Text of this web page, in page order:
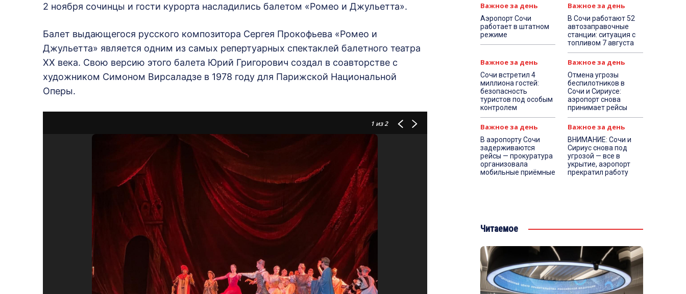
2 ноября сочинцы и гости курорта насладились балетом «Ромео и Джульетта».
Балет выдающегося русского композитора Сергея Прокофьева «Ромео и
Джульетта» является одним из самых репертуарных спектаклей балетного театра
ХХ века. Свою версию этого балета Юрий Григорович создал в соавторстве с
художником Симоном Вирсаладзе в 1978 году для Парижской Национальной
Оперы.
1из 2
Важное за день
Аэропорт Сочи
работает в штатном
режиме
Важное за день
В Сочи работают 52
автозаправочные
станции: ситуация с
топливом 7 августа
Важное за день
Сочи встретил 4
миллиона гостей:
безопасность
туристов под особым
контролем
Важное за день
Отмена угрозы
беспилотников в
Сочи и Сириусе:
аэропорт снова
принимает рейсы
Важное за день
В аэропорту Сочи
задерживаются
рейсы — прокуратура
организовала
мобильные приёмные
Важное за день
ВНИМАНИЕ: Сочи и
Сириус снова под
угрозой — все в
укрытие, аэропорт
прекратил работу
Читаемое